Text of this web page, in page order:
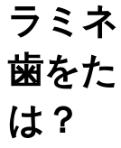
ラミ
歯を
は？